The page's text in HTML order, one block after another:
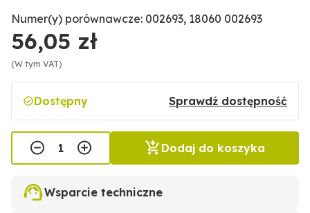
Numer(y) porównawcze: 002693, 18060 002693
56,05 zł
(W tym VAT)
Dostępny Sprawdź dostępność
Dodaj do koszyka
Wsparcie techniczne